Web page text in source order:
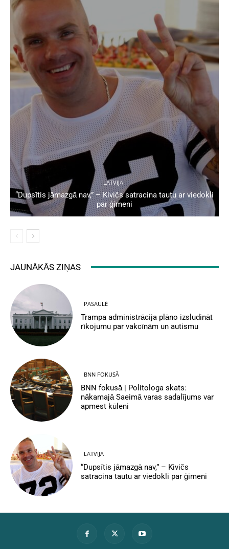
LATVIJA
“Dupsītis jāmazgā nav,” – Kivičs satracina tautu ar viedokli
par ģimeni
JAUNĀKĀS ZIŅAS
PASAULĒ
Trampa administrācija plāno izsludināt
rīkojumu par vakcīnām un autismu
BNN FOKUSĀ
BNN fokusā | Politologa skats:
nākamajā Saeimā varas sadalījums var
apmest kūleni
LATVIJA
“Dupsītis jāmazgā nav,” – Kivičs
satracina tautu ar viedokli par ģimeni